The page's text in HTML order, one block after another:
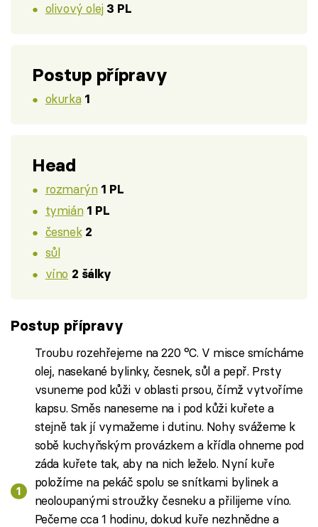
olivový olej 3 PL
Postup přípravy
okurka 1
Head
rozmarýn 1 PL
tymián 1 PL
česnek 2
sůl
víno 2 šálky
Postup přípravy
Troubu rozehřejeme na 220 °C. V misce smícháme
olej, nasekané bylinky, česnek, sůl a pepř. Prsty
vsuneme pod kůži v oblasti prsou, čímž vytvoříme
kapsu. Směs naneseme na i pod kůži kuřete a
stejně tak jí vymažeme i dutinu. Nohy svážeme k
sobě kuchyňským provázkem a křídla ohneme pod
záda kuřete tak, aby na nich leželo. Nyní kuře
položíme na pekáč spolu se snítkami bylinek a
neoloupanými stroužky česneku a přilijeme víno.
Pečeme cca 1 hodinu, dokud kuře nezhnědne a